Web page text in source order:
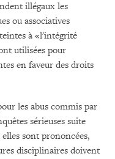
illégaux les
ou associatives
à «l'intégrité
utilisées pour
en faveur des droits
les abus commis par
sérieuses suite
sont prononcées,
disciplinaires doivent